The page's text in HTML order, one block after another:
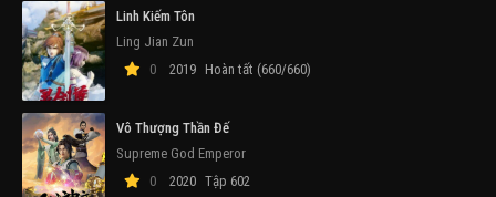
Linh Kiếm Tôn
Ling Jian Zun
0
2019 Hoàn tất (660/660)
Vô Thượng Thần Đế
Supreme God Emperor
0
2020 Tập 602